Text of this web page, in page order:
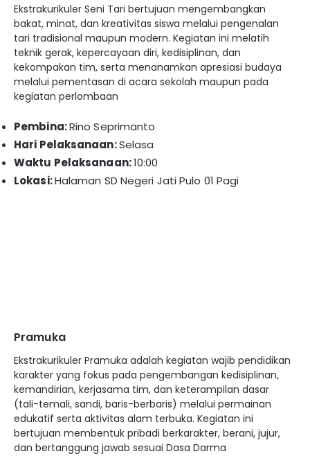
Ekstrakurikuler Seni Tari bertujuan mengembangkan
bakat, minat, dan kreativitas siswa melalui pengenalan
tari tradisional maupun modern. Kegiatan ini melatih
teknik gerak, kepercayaan diri, kedisiplinan, dan
kekompakan tim, serta menanamkan apresiasi budaya
melalui pementasan di acara sekolah maupun pada
kegiatan perlombaan
Pembina:Rino Seprimanto
Hari Pelaksanaan:Selasa
Waktu Pelaksanaan:10:00
Lokasi:Halaman SD Negeri Jati Pulo 01 Pagi
Pramuka
Ekstrakurikuler Pramuka adalah kegiatan wajib pendidikan
karakter yang fokus pada pengembangan kedisiplinan,
kemandirian, kerjasama tim, dan keterampilan dasar
(tali-temali, sandi, baris-berbaris) melalui permainan
edukatif serta aktivitas alam terbuka. Kegiatan ini
bertujuan membentuk pribadi berkarakter, berani, jujur,
dan bertanggung jawab sesuai Dasa Darma